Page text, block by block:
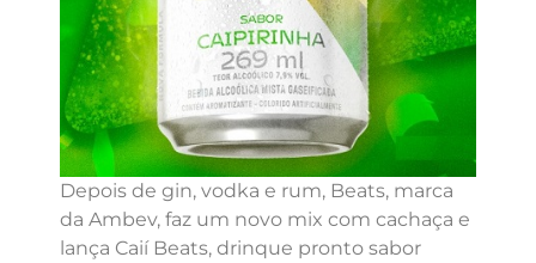
Depois de gin, vodka e rum, Beats, marca
da Ambev, faz um novo mix com cachaça e
lança Caií Beats, drinque pronto sabor